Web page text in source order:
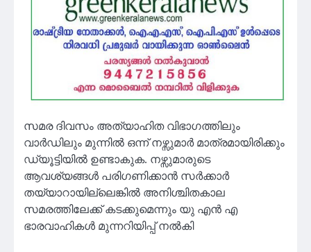
സമര ദിവസം അത്യാഹിത വിഭാഗത്തിലും
വാർഡിലും മുന്നിൽ ഒന്ന് നഴ്സുമാർ മാത്രമായിരിക്കും
ഡ്യൂട്ടിയിൽ ഉണ്ടാകുക. നഴ്സുമാരുടെ
ആവശ്യങ്ങൾ പരിഗണിക്കാൻ സർക്കാർ
തയ്യാറായില്ലെങ്കിൽ അനിശ്ചിതകാല
സമരത്തിലേക്ക് കടക്കുമെന്നും യു എൻ എ
ഭാരവാഹികൾ മുന്നറിയിപ്പ് നൽകി